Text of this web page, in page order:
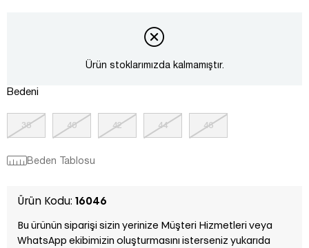
Ürün stoklarımızda kalmamıştır.
Bedeni
38 40 42 44 46
Beden Tablosu
Ürün Kodu: 16046
Bu ürünün siparişi sizin yerinize Müşteri Hizmetleri veya
WhatsApp ekibimizin oluşturmasını isterseniz yukarıda